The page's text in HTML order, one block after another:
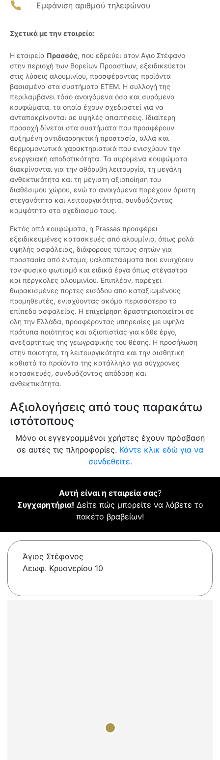
Εμφάνιση αριθμού τηλεφώνου
Σχετικά με την εταιρεία:
Η εταιρεία Πρασσάς, που εδρεύει στον Άγιο Στέφανο
στην περιοχή των Βορείων Προαστίων, εξειδικεύεται
στις λύσεις αλουμινίου, προσφέροντας προϊόντα
βασισμένα στα συστήματα ETEM. Η συλλογή της
περιλαμβάνει τόσο ανοιγόμενα όσο και συρόμενα
κουφώματα, τα οποία έχουν σχεδιαστεί για να
ανταποκρίνονται σε υψηλές απαιτήσεις. Ιδιαίτερη
προσοχή δίνεται στα συστήματα που προσφέρουν
αυξημένη αντιδιαρρηκτική προστασία, αλλά και
θερμομονωτικά χαρακτηριστικά που ενισχύουν την
ενεργειακή αποδοτικότητα. Τα συρόμενα κουφώματα
διακρίνονται για την αθόρυβη λειτουργία, τη μεγάλη
ανθεκτικότητα και τη μέγιστη αξιοποίηση του
διαθέσιμου χώρου, ενώ τα ανοιγόμενα παρέχουν άριστη
στεγανότητα και λειτουργικότητα, συνδυάζοντας
κομψότητα στο σχεδιασμό τους.
Εκτός από κουφώματα, η Prassas προσφέρει
εξειδικευμένες κατασκευές από αλουμίνιο, όπως ρολά
υψηλής ασφάλειας, διάφορους τύπους σητών για
προστασία από έντομα, υαλοπετάσματα που ενισχύουν
τον φυσικό φωτισμό και ειδικά έργα όπως στέγαστρα
και πέργκολες αλουμινίου. Επιπλέον, παρέχει
θωρακισμένες πόρτες εισόδου από καταξιωμένους
προμηθευτές, ενισχύοντας ακόμα περισσότερο το
επίπεδο ασφαλείας. Η επιχείρηση δραστηριοποιείται σε
όλη την Ελλάδα, προσφέροντας υπηρεσίες με υψηλά
πρότυπα ποιότητας και αξιοπιστίας για κάθε έργο,
ανεξαρτήτως της γεωγραφικής του θέσης. Η προσήλωση
στην ποιότητα, τη λειτουργικότητα και την αισθητική
καθιστά τα προϊόντα της κατάλληλα για σύγχρονες
κατασκευές, συνδυάζοντας απόδοση και
ανθεκτικότητα.
Αξιολογήσεις από τους παρακάτω
ιστότοπους
Μόνο οι εγγεγραμμένοι χρήστες έχουν πρόσβαση
σε αυτές τις πληροφορίες. Κάντε κλικ εδώ για να
συνδεθείτε.
Αυτή είναι η εταιρεία σας?
Συγχαρητήρια! Δείτε πώς μπορείτε να λάβετε το
πακέτο βραβείων!
Άγιος Στέφανος
Λεωφ. Κρυονερίου 10